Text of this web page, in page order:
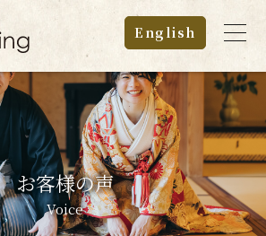
English
お客様の声
Voice